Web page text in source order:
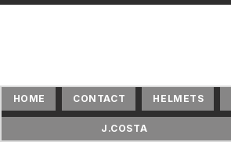
HOME CONTACT HELMETS
J.COSTA